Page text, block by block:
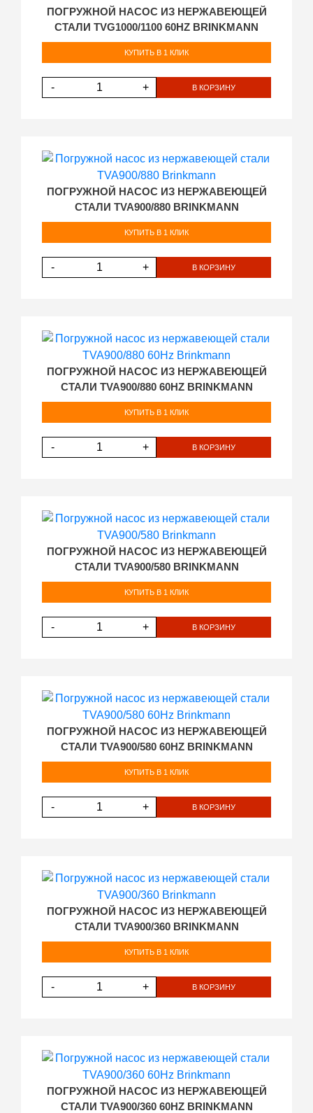
ПОГРУЖНОЙ НАСОС ИЗ НЕРЖАВЕЮЩЕЙ
СТАЛИ TVG1000/1100 60HZ BRINKMANN
КУПИТЬ В 1 КЛИК
- + В КОРЗИНУ
ПОГРУЖНОЙ НАСОС ИЗ НЕРЖАВЕЮЩЕЙ
СТАЛИ TVA900/880 BRINKMANN
КУПИТЬ В 1 КЛИК
- + В КОРЗИНУ
ПОГРУЖНОЙ НАСОС ИЗ НЕРЖАВЕЮЩЕЙ
СТАЛИ TVA900/880 60HZ BRINKMANN
КУПИТЬ В 1 КЛИК
- + В КОРЗИНУ
ПОГРУЖНОЙ НАСОС ИЗ НЕРЖАВЕЮЩЕЙ
СТАЛИ TVA900/580 BRINKMANN
КУПИТЬ В 1 КЛИК
- + В КОРЗИНУ
ПОГРУЖНОЙ НАСОС ИЗ НЕРЖАВЕЮЩЕЙ
СТАЛИ TVA900/580 60HZ BRINKMANN
КУПИТЬ В 1 КЛИК
- + В КОРЗИНУ
ПОГРУЖНОЙ НАСОС ИЗ НЕРЖАВЕЮЩЕЙ
СТАЛИ TVA900/360 BRINKMANN
КУПИТЬ В 1 КЛИК
- + В КОРЗИНУ
ПОГРУЖНОЙ НАСОС ИЗ НЕРЖАВЕЮЩЕЙ
СТАЛИ TVA900/360 60HZ BRINKMANN